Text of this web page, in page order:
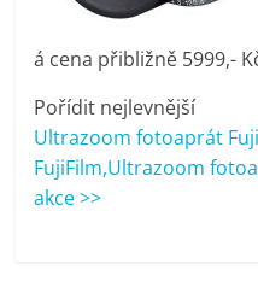
pračky,
televize,
notebooky,
mobilní
telefony,
á cena přibližně 5999,-
Pořídit nejlevnější
Ultrazoom fotoaprát
FujiFilm,Ultrazoom
akce >>